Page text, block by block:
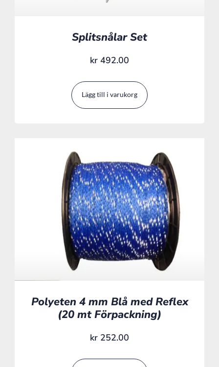
Splitsnålar Set
kr 492.00
Lägg till i varukorg
Polyeten 4 mm Blå med Reflex
(20 mt Förpackning)
kr 252.00